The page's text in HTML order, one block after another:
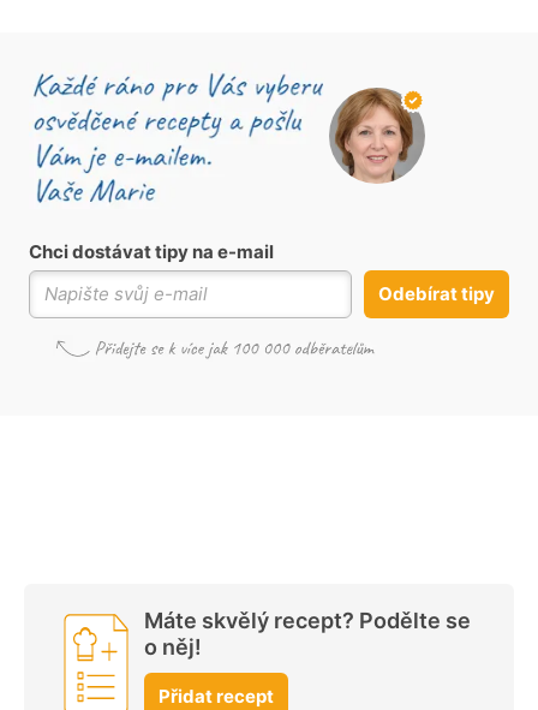
Chci dostávat tipy na e-mail
Odebírat tipy
Máte skvělý recept? Podělte se
o něj!
Přidat recept